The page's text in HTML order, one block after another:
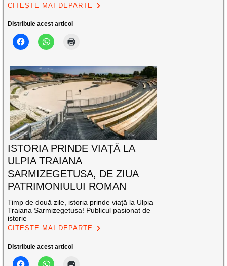
CITEȘTE MAI DEPARTE
Distribuie acest articol
ISTORIA PRINDE VIAȚĂ LA
ULPIA TRAIANA
SARMIZEGETUSA, DE ZIUA
PATRIMONIULUI ROMAN
Timp de două zile, istoria prinde viață la Ulpia
Traiana Sarmizegetusa! Publicul pasionat de
istorie
CITEȘTE MAI DEPARTE
Distribuie acest articol